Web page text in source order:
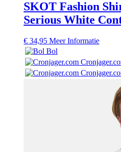
SKOT Fashion
Serious White
€ 34,95 Meer Informatie
Bol